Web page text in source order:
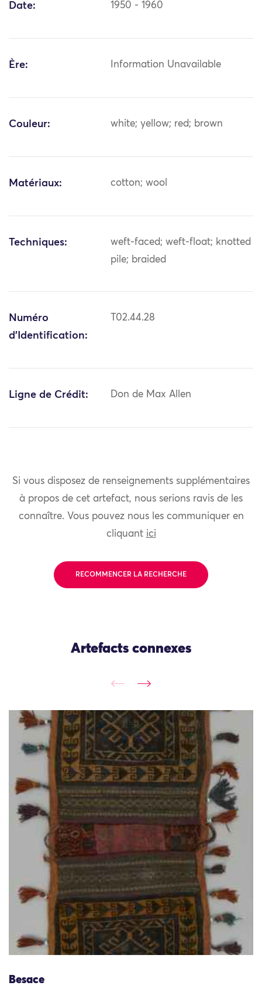
Date: 1950 - 1960
Ère: Information Unavailable
Couleur: white; yellow; red; brown
Matériaux: cotton; wool
Techniques:
weft-faced; weft-float; knotted
pile; braided
Numéro
d'Identification:
T02.44.28
Ligne de Crédit: Don de Max Allen
Si vous disposez de renseignements supplémentaires
à propos de cet artefact, nous serions ravis de les
connaître. Vous pouvez nous les communiquer en
cliquant ici
RECOMMENCER LA RECHERCHE
Artefacts connexes
Besace